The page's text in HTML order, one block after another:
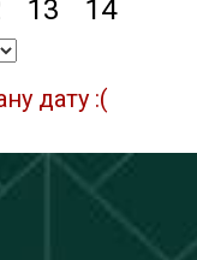
13 14
дату :(